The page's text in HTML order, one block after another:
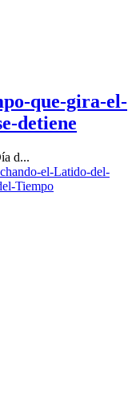
que-gira-el-
detiene
d...